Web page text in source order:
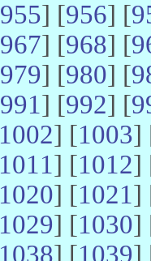
955] [956] [
967] [968] [
979] [980] [
991] [992] [
1002] [1003]
1011] [1012]
1020] [1021]
1029] [1030]
1038] [1039]